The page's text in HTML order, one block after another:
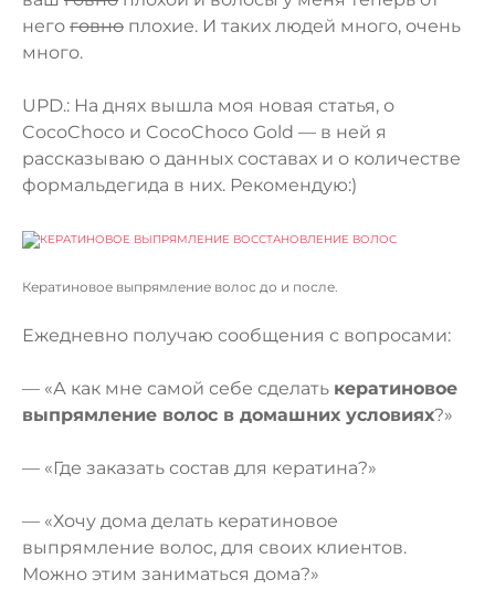
него говно плохие. И таких людей много, очень
много.
UPD.: На днях вышла моя новая статья, о
CocoChoco и CocoChoco Gold — в ней я
рассказываю о данных составах и о количестве
формальдегида в них. Рекомендую:)
Кератиновое выпрямление волос до и после.
Ежедневно получаю сообщения с вопросами:
— «А как мне самой себе сделать кератиновое
выпрямление волос в домашних условиях?»
— «Где заказать состав для кератина?»
— «Хочу дома делать кератиновое
выпрямление волос, для своих клиентов.
Можно этим заниматься дома?»